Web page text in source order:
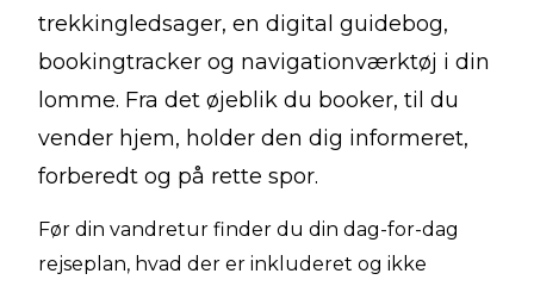
trekkingledsager, en digital guidebog,
bookingtracker og navigationværktøj i din
lomme. Fra det øjeblik du booker, til du
vender hjem, holder den dig informeret,
forberedt og på rette spor.
Før din vandretur finder du din dag-for-dag
rejseplan, hvad der er inkluderet og ikke